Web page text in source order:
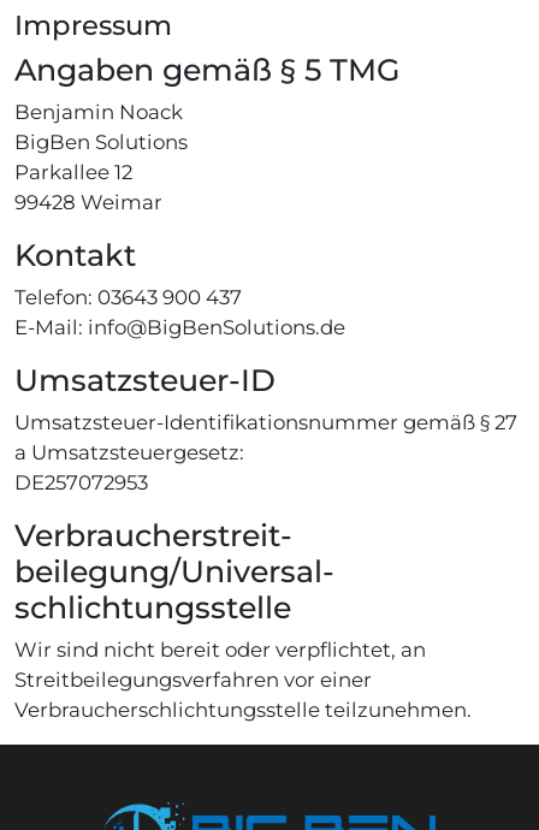
Impressum
Angaben gemäß § 5 TMG
Benjamin Noack
BigBen Solutions
Parkallee 12
99428 Weimar
Kontakt
Telefon: 03643 900 437
E-Mail: info@BigBenSolutions.de
Umsatzsteuer-ID
Umsatzsteuer-Identifikationsnummer gemäß § 27
a Umsatzsteuergesetz:
DE257072953
Verbraucher­streit­
beilegung/Universal­
schlichtungs­stelle
Wir sind nicht bereit oder verpflichtet, an
Streitbeilegungsverfahren vor einer
Verbraucherschlichtungsstelle teilzunehmen.